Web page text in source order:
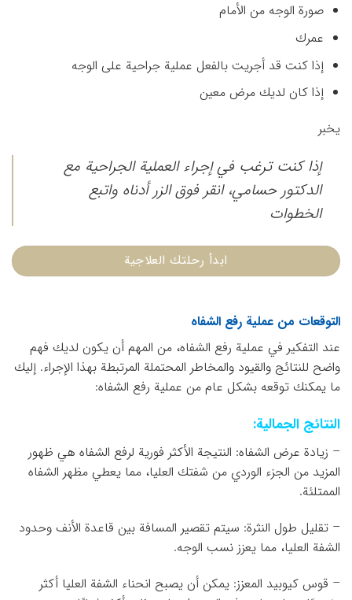
صورة الوجه من الأمام
عمرك
إذا كنت قد أجريت بالفعل عملية جراحية على الوجه
إذا كان لديك مرض معين
يخبر
إذا كنت ترغب في إجراء العملية الجراحية مع
الدكتور حسامي، انقر فوق الزر أدناه واتبع
الخطوات
ابدأ رحلتك العلاجية
التوقعات من عملية رفع الشفاه
عند التفكير في عملية رفع الشفاه، من المهم أن يكون لديك فهم
واضح للنتائج والقيود والمخاطر المحتملة المرتبطة بهذا الإجراء. إليك
ما يمكنك توقعه بشكل عام من عملية رفع الشفاه:
النتائج الجمالية:
– زيادة عرض الشفاه: النتيجة الأكثر فورية لرفع الشفاه هي ظهور
المزيد من الجزء الوردي من شفتك العليا، مما يعطي مظهر الشفاه
الممتلئة.
– تقليل طول النثرة: سيتم تقصير المسافة بين قاعدة الأنف وحدود
الشفة العليا، مما يعزز نسب الوجه.
– قوس كيوبيد المعزز: يمكن أن يصبح انحناء الشفة العليا أكثر